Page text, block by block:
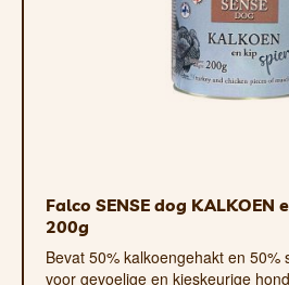
Falco SENSE dog KALKOEN
200g
Bevat 50% kalkoengehakt en 50%
voor gevoelige en kieskeurige